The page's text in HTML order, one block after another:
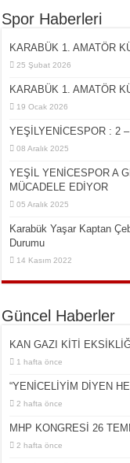
Spor Haberleri
KARABÜK 1. AMATÖR
25 Şubat 2026
KARABÜK 1. AMATÖR
19 Ocak 2026
YEŞİLYENİCESPOR : 2
08 Aralık 2025
YEŞİL YENİCESPOR A
MÜCADELE EDİYOR
05 Aralık 2025
Karabük Yaşar Kaptan
Durumu
14 Kasım 2022
Güncel Haberler
KAN GAZI KİTİ
1 hafta önce
“YENİCELİYİM DİYEN
2 hafta önce
MHP KONGRESİ 26
2 hafta önce